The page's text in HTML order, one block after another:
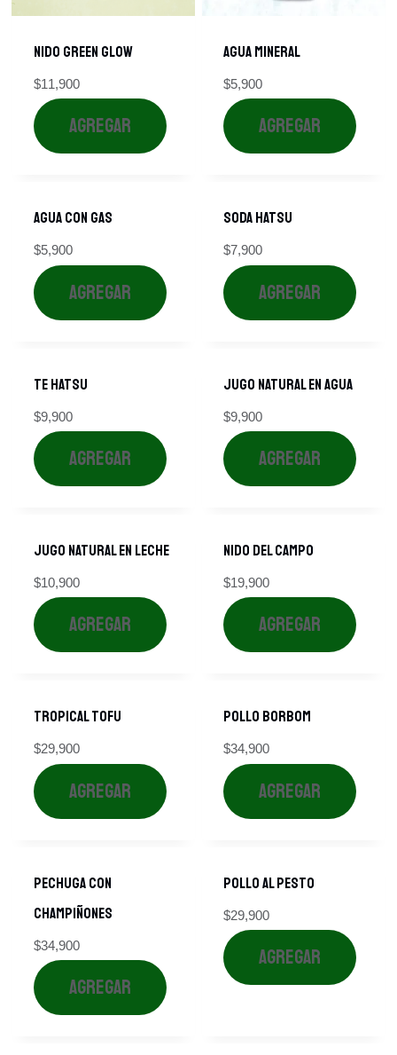
Nido Green Glow
$11,900
AGREGAR
Agua Mineral
$5,900
AGREGAR
Agua Con Gas
$5,900
AGREGAR
Soda Hatsu
$7,900
AGREGAR
TE Hatsu
$9,900
AGREGAR
JUGO NATURAL EN AGUA
$9,900
AGREGAR
JUGO NATURAL EN LECHE
$10,900
AGREGAR
NIDO DEL CAMPO
$19,900
AGREGAR
TROPICAL TOFU
$29,900
AGREGAR
POLLO BORBOM
$34,900
AGREGAR
PECHUGA CON
CHAMPIÑONES
$34,900
AGREGAR
POLLO AL PESTO
$29,900
AGREGAR